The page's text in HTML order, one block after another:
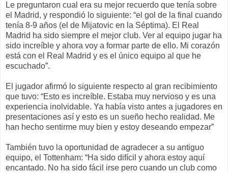
Le preguntaron cual era su mejor recuerdo que tenía sobre
el Madrid, y respondió lo siguiente: “el gol de la final cuando
tenía 8-9 años (el de Mijatovic en la Séptima). El Real
Madrid ha sido siempre el mejor club. Ver al equipo jugar ha
sido increíble y ahora voy a formar parte de ello. Mi corazón
está con el Real Madrid y es el único equipo al que he
escuchado”.
El jugador afirmó lo siguiente respecto al gran recibimiento
que tuvo: “Esto es increíble. Estaba muy nervioso y es una
experiencia inolvidable. Ya había visto antes a jugadores en
presentaciones así y esto es un sueño hecho realidad. Me
han hecho sentirme muy bien y estoy deseando empezar”
También tuvo la oportunidad de agradecer a su antiguo
equipo, el Tottenham: “Ha sido difícil y ahora estoy aquí
encantado. No ha sido fácil irse pero cuando un club como